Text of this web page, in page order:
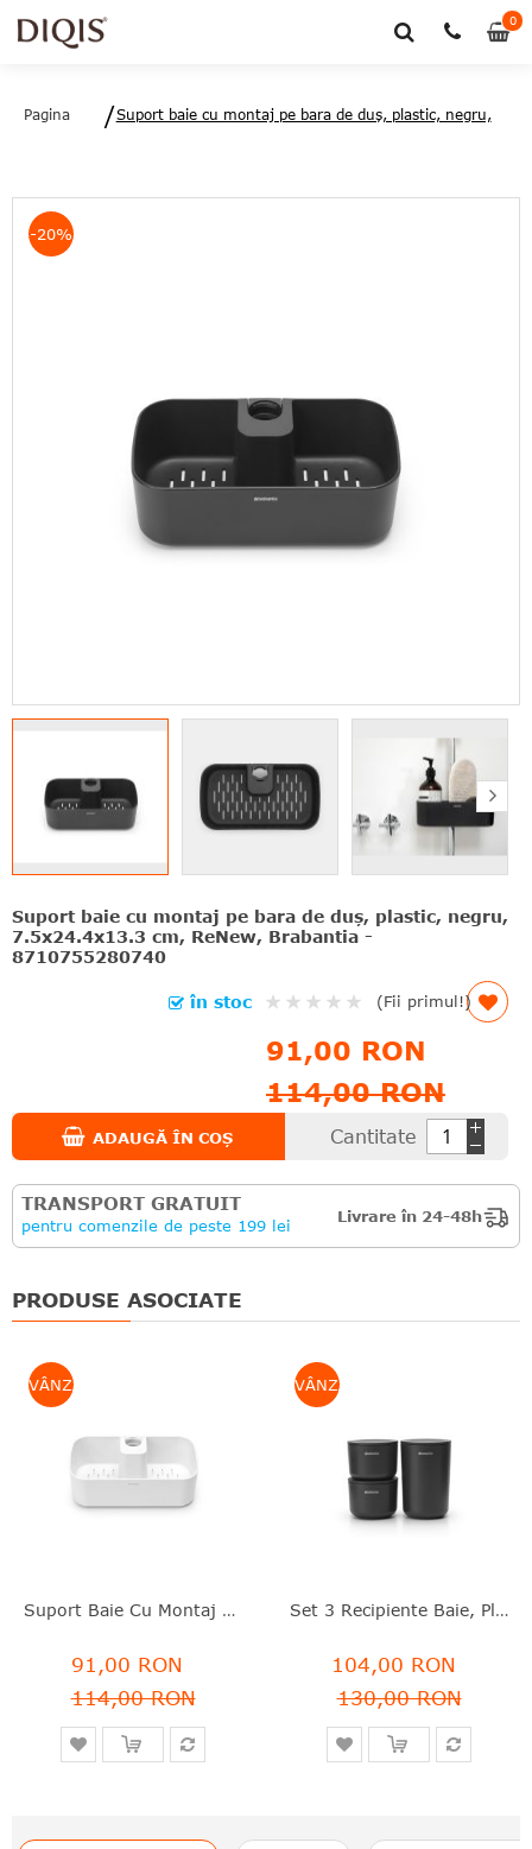
00
Pagina
Suport baie cu montaj pe bara de duş, plastic, negru,
Suport baie cu montaj pe bara de duş, plastic, negru,
7.5x24.4x13.3 cm, ReNew, Brabantia -
8710755280740
Rating:
(Fii primul!)
în stoc
91,00 RON
114,00 RON
Cantitate
ADAUGĂ ÎN COȘ
TRANSPORT GRATUIT
pentru comenzile de peste 199 lei
Livrare în 24-48h
PRODUSE ASOCIATE
VÂNZARE
Suport Baie Cu Montaj Pe Bara De Duş, Plastic, Alb, 7.5x24.4x13.3 Cm, ReNew, Brabantia - 8710755280764
91,00 RON
114,00 RON
VÂNZARE
Set 3 Recipiente Baie, Plastic, Negru, 15.2x7.6x11.4 Cm, ReNew, Brabantia - 8710755281303
104,00 RON
130,00 RON
-20%